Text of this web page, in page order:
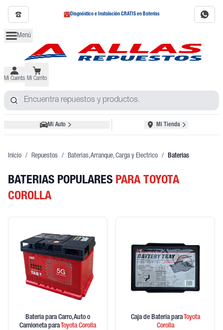
Diagnóstico e Instalación GRATIS en Baterías
Menú
Mi Cuenta Mi Carrito
Mi Auto Mi Tienda
Inicio / Repuestos / Baterias, Arranque, Carga y Electrico / Baterias
BATERIAS POPULARES PARA TOYOTA
COROLLA
Bateria para Carro, Auto o
Camioneta para ToyotaCorolla
Caja de Bateria para Toyota
Corolla